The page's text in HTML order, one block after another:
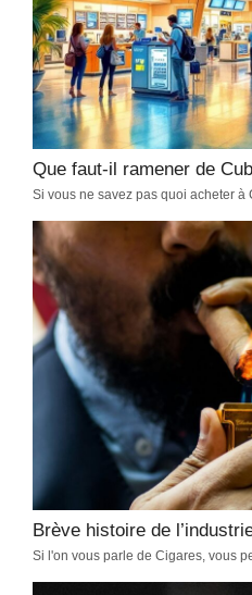
Quand partir à Cuba
votre période idéale
Découvrir Cuba -
janvier 22, 2026
Quand partir à Cuba pour
sur la saison sèche, le risque
la période idéale.